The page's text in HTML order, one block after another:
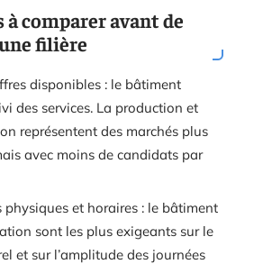
à comparer avant de
filière
disponibles : le bâtiment
des services. La production et
représentent des marchés plus
avec moins de candidats par
physiques et horaires : le bâtiment
sont les plus exigeants sur le
et sur l’amplitude des journées